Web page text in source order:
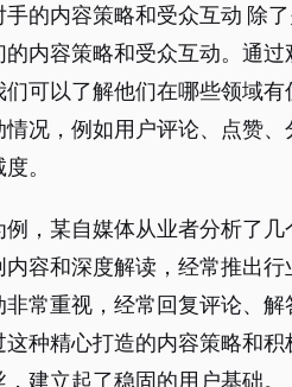
手的内容策略和受众互动 除
内容策略和受众互动。通
可以了解他们在哪些领域
情况，例如用户评论、点赞
。
例，某自媒体从业者分析了
容和深度解读，经常推出
非常重视，经常回复评论、
种精心打造的内容策略和
建立起了稳固的用户基础。